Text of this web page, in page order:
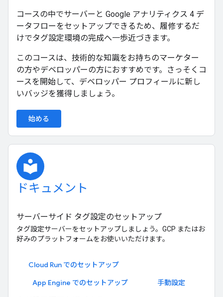
コースの中でサーバーと Google アナリティクス 4 デ
ータフローをセットアップできるため、履修するだ
けでタグ設定環境の完成へ一歩近づきます。
このコースは、技術的な知識をお持ちのマーケター
の方やデベロッパーの方におすすめです。さっそくコ
ースを開始して、デベロッパー プロフィールに新し
いバッジを獲得しましょう。
始める
local_library
ドキュメント
サーバーサイド タグ設定のセットアップ
タグ設定サーバーをセットアップしましょう。GCP またはお
好みのプラットフォームをお使いいただけます。
Cloud Run でのセットアップ
App Engine でのセットアップ
手動設定